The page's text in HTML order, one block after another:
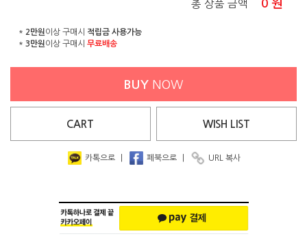
총 상품 금액 0 원
* 2만원 이상 구매시 적립금 사용가능
* 3만원 이상 구매시 무료배송
BUY NOW
CART WISH LIST
카톡으로 페북으로 URL 복사